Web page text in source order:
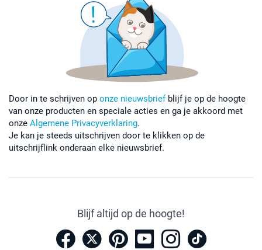
Door in te schrijven op onze nieuwsbrief blijf je op de hoogte
van onze producten en speciale acties en ga je akkoord met
onze Algemene Privacyverklaring.
Je kan je steeds uitschrijven door te klikken op de
uitschrijflink onderaan elke nieuwsbrief.
Blijf altijd op de hoogte!